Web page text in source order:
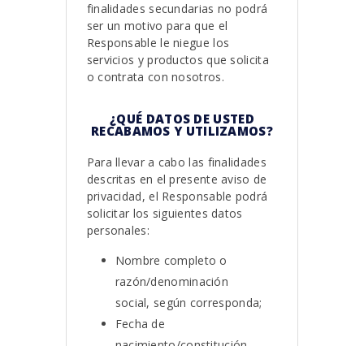
finalidades secundarias no podrá
ser un motivo para que el
Responsable le niegue los
servicios y productos que solicita
o contrata con nosotros.
¿QUÉ DATOS DE USTED
RECABAMOS Y UTILIZAMOS?
Para llevar a cabo las finalidades
descritas en el presente aviso de
privacidad, el Responsable podrá
solicitar los siguientes datos
personales:
Nombre completo o
razón/denominación
social, según corresponda;
Fecha de